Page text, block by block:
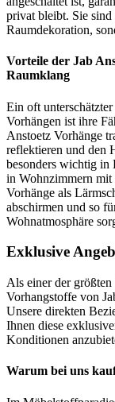
privat bleibt. Sie
Raumdekoration,
Vorteile der Jab
Raumklang
Ein oft
Vorhängen ist ihre
Anstoetz Vorhänge
reflektieren und den
besonders wichtig in
in Wohnzimmern
Vorhänge als
abschirmen und so
Wohnatmosphäre
Exklusive
Als einer der
Vorhangstoffe von
Unsere direkten
Ihnen diese
Konditionen
Warum bei uns